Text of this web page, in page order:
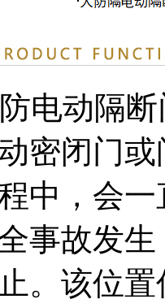
电动隔
密闭门
中，会
事故发
。该位